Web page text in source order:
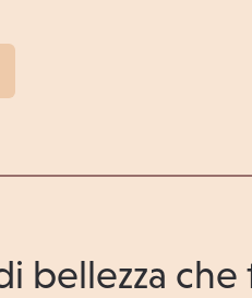
bellezza